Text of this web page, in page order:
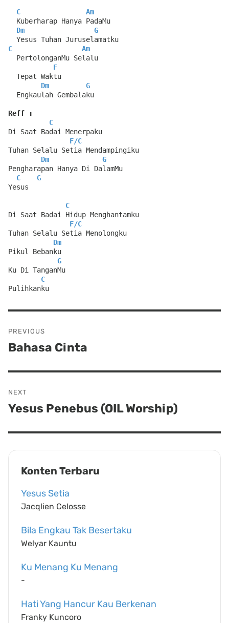
C
Am
  Kuberharap Hanya PadaMu
Dm
G
  Yesus Tuhan Juruselamatku
C
Am
  PertolonganMu Selalu
F
  Tepat Waktu
Dm
G
  Engkaulah Gembalaku
Reff :
C
Di Saat Badai Menerpaku
F/C
Tuhan Selalu Setia Mendampingiku
Dm
G
Pengharapan Hanya Di DalamMu
C
G
Yesus
C
Di Saat Badai Hidup Menghantamku
F/C
Tuhan Selalu Setia Menolongku
Dm
Pikul Bebanku
G
Ku Di TanganMu
C
Pulihkanku
navigation
PREVIOUS
Previous
Bahasa Cinta
NEXT
Next
Yesus Penebus (OIL Worship)
Konten Terbaru
Yesus Setia
Jacqlien Celosse
Bila Engkau Tak Besertaku
Welyar Kauntu
Ku Menang Ku Menang
-
Hati Yang Hancur Kau Berkenan
Franky Kuncoro